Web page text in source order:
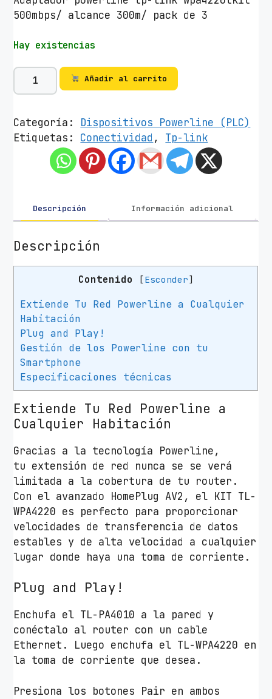
500mbps/ alcance 300m/ pack de 3
Hay existencias
A
d
p
t
o
w
r
L
i
n
W
P
A
4
2
2
0
T
i
5
0
0
M
p
Añadir al carrito
Categoría: Dispositivos Powerline (PLC)
Etiquetas: Conectividad , Tp-link
Descripción Información adicional
Descripción
Contenido [Esconder]
Extiende Tu Red Powerline a Cualquier
Habitación
Plug and Play!
Gestión de los Powerline con tu
Smartphone
Especificaciones técnicas
Extiende Tu Red Powerline a
Cualquier Habitación
Gracias a la tecnología Powerline,
tu extensión de red nunca se se verá
limitada a la cobertura de tu router.
Con el avanzado HomePlug AV2, el KIT TL-
WPA4220 es perfecto para proporcionar
velocidades de transferencia de datos
estables y de alta velocidad a cualquier
lugar donde haya una toma de corriente.
Plug and Play!
Enchufa el TL-PA4010 a la pared y
conéctalo al router con un cable
Ethernet. Luego enchufa el TL-WPA4220 en
la toma de corriente que desea.
Presiona los botones Pair en ambos